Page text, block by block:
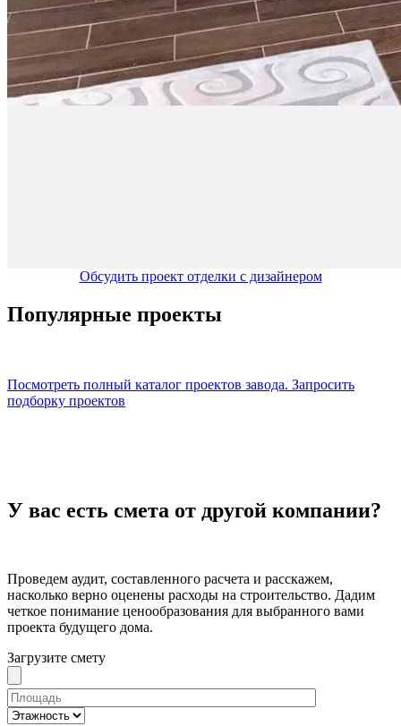
Обсудить проект отделки с дизайнером
Популярные проекты
Посмотреть полный каталог проектов завода. Запросить
подборку проектов
У вас есть смета от другой компании?
Проведем аудит, составленного расчета и расскажем,
насколько верно оценены расходы на строительство. Дадим
четкое понимание ценообразования для выбранного вами
проекта будущего дома.
Загрузите смету